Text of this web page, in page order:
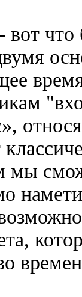
мы